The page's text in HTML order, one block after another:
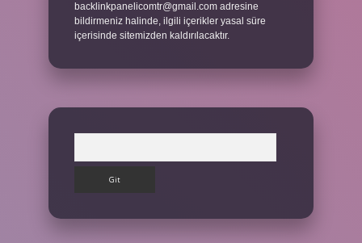
backlinkpanelicomtr@gmail.com adresine
bildirmeniz halinde, ilgili içerikler yasal süre
içerisinde sitemizden kaldırılacaktır.